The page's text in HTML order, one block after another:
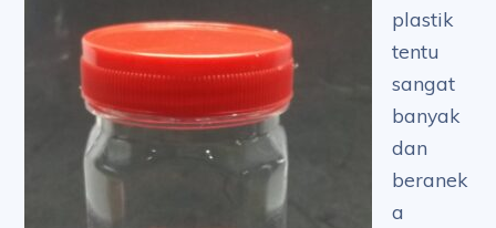
plastik
tentu
sangat
banyak
dan
beranek
a